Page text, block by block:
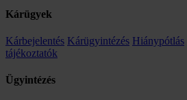
Kárügyek
Kárbejelentés Kárügyintézés Hiánypótlás
tájékoztatók
Ügyintézés